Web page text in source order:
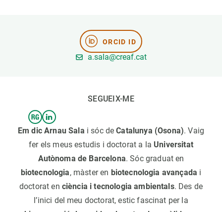
ORCID ID
a.sala@creaf.cat
SEGUEIX-ME
Em dic Arnau Sala i sóc deCatalunya (Osona). Vaig
fer els meus estudis i doctorat a la Universitat
Autònoma de Barcelona. Sóc graduat en
biotecnologia, màster en biotecnologia avançada i
doctorat en ciència i tecnologia ambientals. Des de
l’inici del meu doctorat, estic fascinat per la